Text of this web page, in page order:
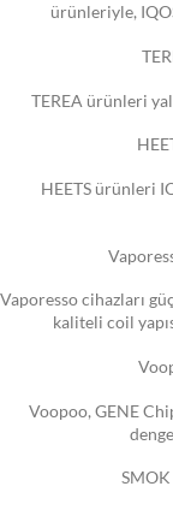
ürünleriyle,
TEREA ürünleri
HEETS ürünleri
Vaporesso cihazları
kaliteli coil
Voopoo, GENE